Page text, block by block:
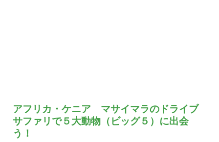
アフリカ・ケニア マサイマラのドライブ
サファリで５大動物（ビッグ５）に出会
う！